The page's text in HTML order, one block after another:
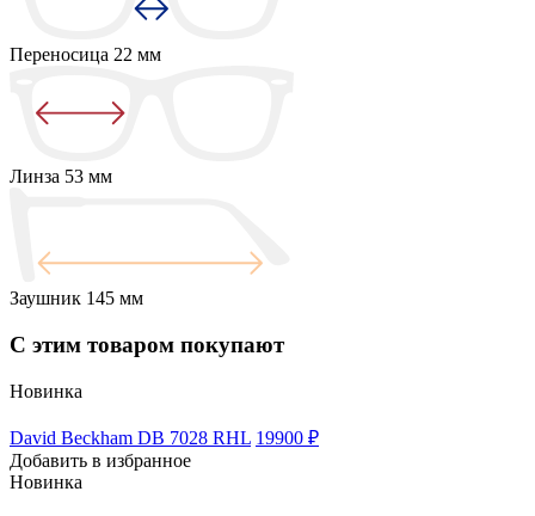
Переносица 22 мм
Линза 53 мм
Заушник 145 мм
С этим товаром покупают
Новинка
David Beckham DB 7028 RHL 19900 ₽
Добавить в избранное
Новинка